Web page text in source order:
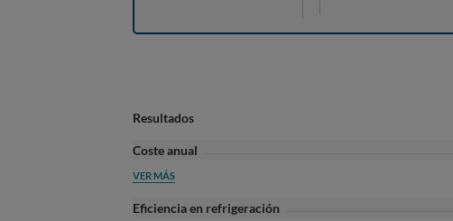
Resultados
Coste anual
VER MÁS
Eficiencia en refrigeración